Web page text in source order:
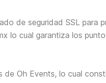
de seguridad SSL para
lo cual garantiza los
Oh Events, lo cual